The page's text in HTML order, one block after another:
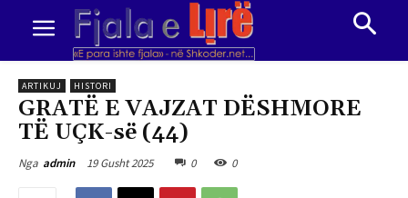
ARTIKUJ HISTORI
GRATË E VAJZAT DËSHMORE
TË UÇK-së (44)
Nga admin 19 Gusht 2025 0 0